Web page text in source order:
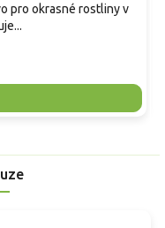
pro okrasné rostliny v